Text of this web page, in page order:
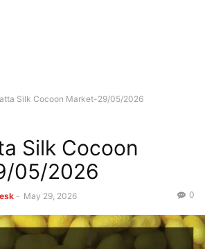
Silk Cocoon Market-29/05/2026
Silk Cocoon
05/2026
- May 29, 2026 0